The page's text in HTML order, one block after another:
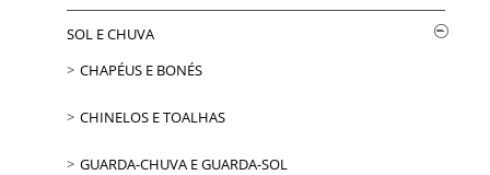
SOL E CHUVA
CHAPÉUS E BONÉS
CHINELOS E TOALHAS
GUARDA-CHUVA E GUARDA-SOL